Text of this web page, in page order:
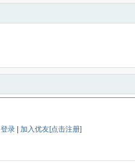
登录 加入优友[点击注册]